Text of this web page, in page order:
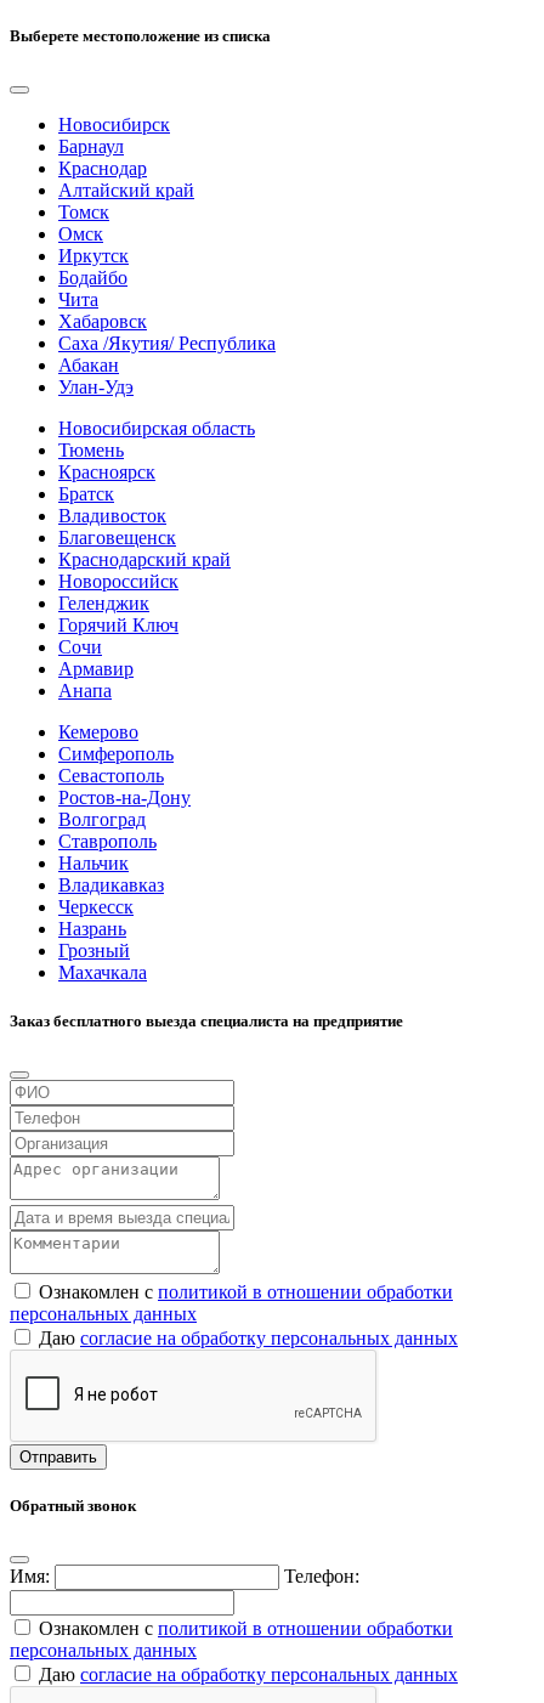
Выберете местоположение из списка
Новосибирск
Барнаул
Краснодар
Алтайский край
Томск
Омск
Иркутск
Бодайбо
Чита
Хабаровск
Саха /Якутия/ Республика
Абакан
Улан-Удэ
Новосибирская область
Тюмень
Красноярск
Братск
Владивосток
Благовещенск
Краснодарский край
Новороссийск
Геленджик
Горячий Ключ
Сочи
Армавир
Анапа
Кемерово
Симферополь
Севастополь
Ростов-на-Дону
Волгоград
Ставрополь
Нальчик
Владикавказ
Черкесск
Назрань
Грозный
Махачкала
Заказ бесплатного выезда специалиста на предприятие
Ознакомлен с политикой в отношении обработки
персональных данных
Даю согласие на обработку персональных данных
Обратный звонок
Имя: Телефон:
Ознакомлен с политикой в отношении обработки
персональных данных
Даю согласие на обработку персональных данных